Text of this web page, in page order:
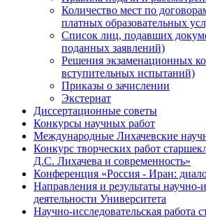
Количество мест по
платных образовательных
Список лиц, подавших
поданных заявлений)
Решения экзаменационных
вступительных испытаний)
Приказы о зачислении
Экстернат
Диссертационные советы
Конкурсы научных работ
Международные Лихачевские
Конкурс творческих работ
Д.С. Лихачева и современность»
Конференция «Россия - Иран:
Направления и результаты научно-
деятельности Университета
Научно-исследовательская работа